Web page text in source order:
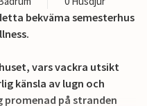
bekväma semesterhus
vars vackra utsikt
känsla av lugn och
promenad på stranden